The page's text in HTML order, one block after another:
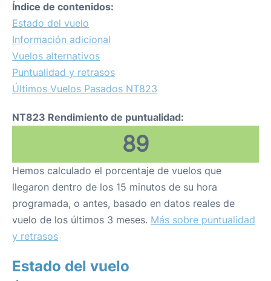
Índice de contenidos:
Estado del vuelo
Información adicional
Vuelos alternativos
Puntualidad y retrasos
Últimos Vuelos Pasados NT823
NT823 Rendimiento de puntualidad:
89
Hemos calculado el porcentaje de vuelos que
llegaron dentro de los 15 minutos de su hora
programada, o antes, basado en datos reales de
vuelo de los últimos 3 meses. Más sobre puntualidad
y retrasos
Estado del vuelo